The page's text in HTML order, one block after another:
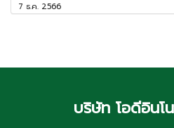
7 ธ.ค. 2566
บริษัท โอดีอินโ